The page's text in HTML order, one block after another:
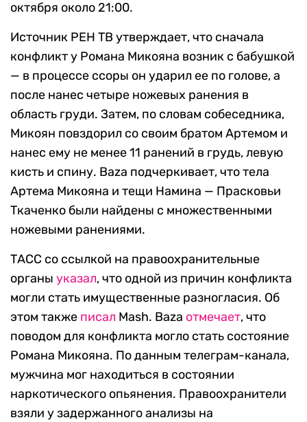
октября около 21:00.
Источник РЕН ТВ утверждает, что сначала
конфликт у Романа Микояна возник с бабушкой
— в процессе ссоры он ударил ее по голове, а
после нанес четыре ножевых ранения в
область груди. Затем, по словам собеседника,
Микоян повздорил со своим братом Артемом и
нанес ему не менее 11 ранений в грудь, левую
кисть и спину. Baza подчеркивает, что тела
Артема Микояна и тещи Намина — Прасковьи
Ткаченко были найдены с множественными
ножевыми ранениями.
ТАСС со ссылкой на правоохранительные
органы указал, что одной из причин конфликта
могли стать имущественные разногласия. Об
этом также писал Mash. Baza отмечает, что
поводом для конфликта могло стать состояние
Романа Микояна. По данным телеграм-канала,
мужчина мог находиться в состоянии
наркотического опьянения. Правоохранители
взяли у задержанного анализы на